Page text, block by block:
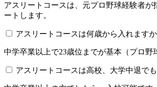
アスリートコースは、元プロ野球経験者
ートします。
アスリートコースは何歳から入れますか
中学卒業以上で23歳位までが基本（プロ
アスリートコースは高校、大学中退で